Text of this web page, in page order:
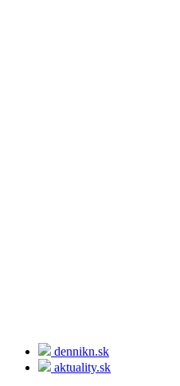
dennikn.sk
aktuality.sk